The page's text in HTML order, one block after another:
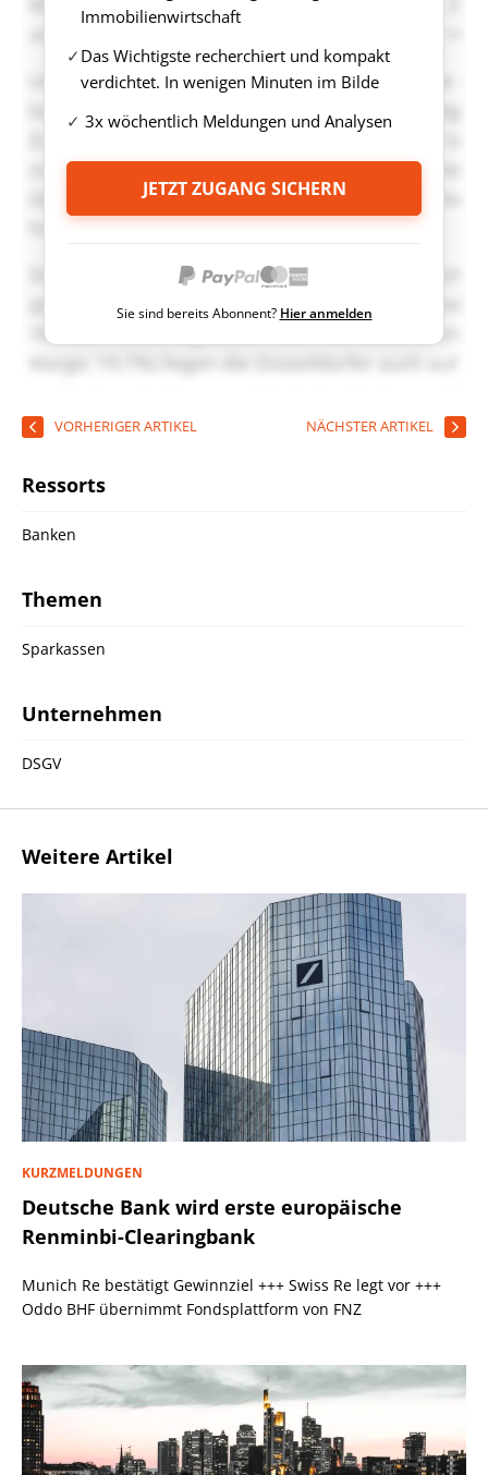
Immobilienwirtschaft
Das Wichtigste recherchiert und kompakt
verdichtet. In wenigen Minuten im Bilde
3x wöchentlich Meldungen und Analysen
JETZT ZUGANG SICHERN
Sie sind bereits Abonnent? Hier anmelden
VORHERIGER ARTIKEL NÄCHSTER ARTIKEL
Ressorts
Banken
Themen
Sparkassen
Unternehmen
DSGV
Weitere Artikel
KURZMELDUNGEN
Deutsche Bank wird erste europäische
Renminbi-Clearingbank
Munich Re bestätigt Gewinnziel +++ Swiss Re legt vor +++
Oddo BHF übernimmt Fondsplattform von FNZ